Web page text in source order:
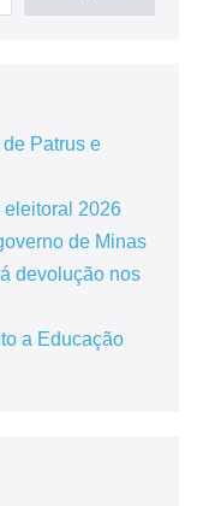
Patrus e
eleitoral 2026
de Minas
devolução nos
a Educação